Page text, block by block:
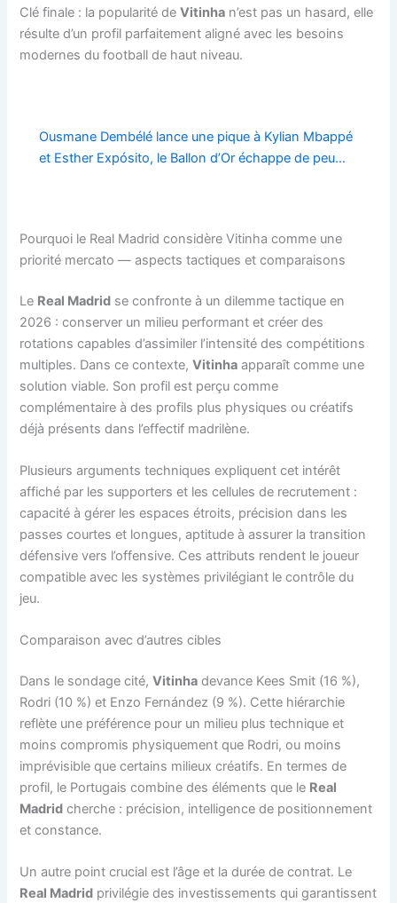
Clé finale : la popularité deVitinha n’est pas un hasard, elle
résulte d’un profil parfaitement aligné avec les besoins
modernes du football de haut niveau.
Ousmane Dembélé lance une pique à Kylian Mbappé
et Esther Expósito, le Ballon d’Or échappe de peu…
Pourquoi le Real Madrid considère Vitinha comme une
priorité mercato — aspects tactiques et comparaisons
Le Real Madrid se confronte à un dilemme tactique en
2026 : conserver un milieu performant et créer des
rotations capables d’assimiler l’intensité des compétitions
multiples. Dans ce contexte,Vitinha apparaît comme une
solution viable. Son profil est perçu comme
complémentaire à des profils plus physiques ou créatifs
déjà présents dans l’effectif madrilène.
Plusieurs arguments techniques expliquent cet intérêt
affiché par les supporters et les cellules de recrutement :
capacité à gérer les espaces étroits, précision dans les
passes courtes et longues, aptitude à assurer la transition
défensive vers l’offensive. Ces attributs rendent le joueur
compatible avec les systèmes privilégiant le contrôle du
jeu.
Comparaison avec d’autres cibles
Dans le sondage cité,Vitinha devance Kees Smit (16 %),
Rodri (10 %) et Enzo Fernández (9 %). Cette hiérarchie
reflète une préférence pour un milieu plus technique et
moins compromis physiquement que Rodri, ou moins
imprévisible que certains milieux créatifs. En termes de
profil, le Portugais combine des éléments que le Real
Madrid cherche : précision, intelligence de positionnement
et constance.
Un autre point crucial est l’âge et la durée de contrat. Le
Real Madrid privilégie des investissements qui garantissent